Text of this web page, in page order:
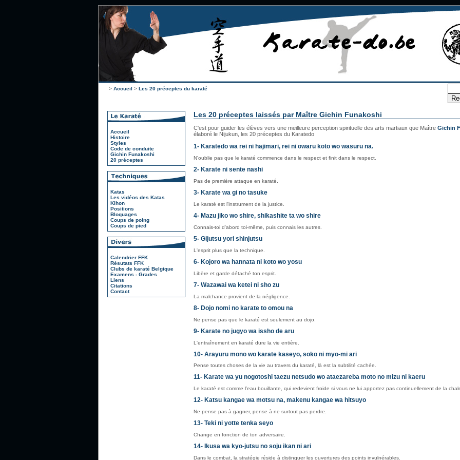
> Accueil > Les 20 préceptes du karaté
Accueil
Histoire
Styles
Code de conduite
Gichin Funakoshi
20 préceptes
Katas
Les vidéos des Katas
Kihon
Positions
Bloquages
Coups de poing
Coups de pied
Calendrier FFK
Résutats FFK
Clubs de karaté Belgique
Examens - Grades
Liens
Citations
Contact
Les 20 préceptes laissés par Maître Gichin Funakoshi
C'est pour guider les élèves vers une meilleure perception spirituelle des arts martiaux que Maître Gichin
élaboré le Nijukun, les 20 préceptes du Karatedo
1- Karatedo wa rei ni hajimari, rei ni owaru koto wo wasuru na.
N'oublie pas que le karaté commence dans le respect et finit dans le respect.
2- Karate ni sente nashi
Pas de première attaque en karaté.
3- Karate wa gi no tasuke
Le karaté est l'instrument de la justice.
4- Mazu jiko wo shire, shikashite ta wo shire
Connais-toi d'abord toi-même, puis connais les autres.
5- Gijutsu yori shinjutsu
L'esprit plus que la technique.
6- Kojoro wa hannata ni koto wo yosu
Libère et garde détaché ton esprit.
7- Wazawai wa ketei ni sho zu
La malchance provient de la négligence.
8- Dojo nomi no karate to omou na
Ne pense pas que le karaté est seulement au dojo.
9- Karate no jugyo wa issho de aru
L'entraînement en karaté dure la vie entière.
10- Arayuru mono wo karate kaseyo, soko ni myo-mi ari
Pense toutes choses de la vie au travers du karaté, là est la subtilité cachée.
11- Karate wa yu nogotoshi taezu netsudo wo ataezareba moto no mizu ni kaeru
Le karaté est comme l’eau bouillante, qui redevient froide si vous ne lui apportez pas continuellement de la
12- Katsu kangae wa motsu na, makenu kangae wa hitsuyo
Ne pense pas à gagner, pense à ne surtout pas perdre.
13- Teki ni yotte tenka seyo
Change en fonction de ton adversaire.
14- Ikusa wa kyo-jutsu no soju ikan ni ari
Dans le combat, la stratégie réside à distinguer les ouvertures des points invulnérables.